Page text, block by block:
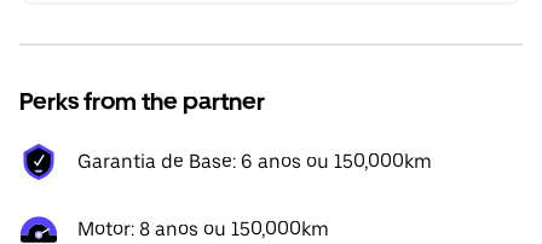
Perks from the partner
Garantia de Base: 6 anos ou 150,000km
Motor: 8 anos ou 150,000km